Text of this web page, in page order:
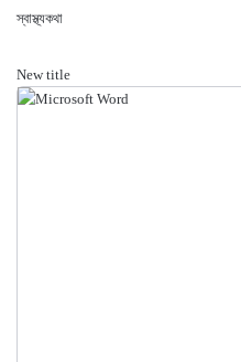
স্বাস্থ্যকথা
New title